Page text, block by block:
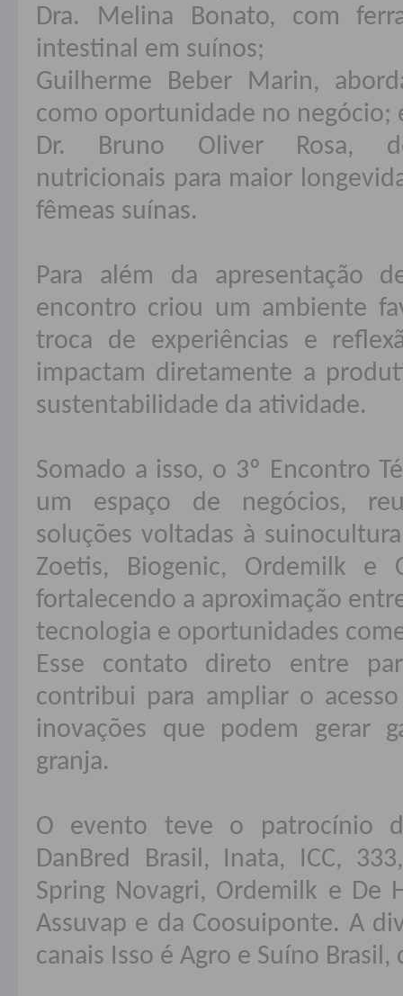
Dra. Melina Bonato, com
intestinal em suínos;
Guilherme Beber Marin,
como oportunidade no negócio;
Dr. Bruno Oliver Rosa,
nutricionais para maior
fêmeas suínas.
Para além da apresentação
encontro criou um ambiente
troca de experiências e
impactam diretamente a
sustentabilidade da atividade.
Somado a isso, o 3º Encontro
um espaço de negócios,
soluções voltadas à
Zoetis, Biogenic, Ordemilk e
fortalecendo a aproximação
tecnologia e oportunidades
Esse contato direto entre
contribui para ampliar o
inovações que podem gerar
granja.
O evento teve o patrocínio
DanBred Brasil, Inata, ICC,
Spring Novagri, Ordemilk e De
Assuvap e da Coosuiponte. A
canais Isso é Agro e Suíno